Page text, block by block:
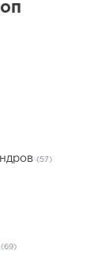
(57)
(69)